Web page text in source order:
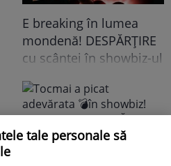
E breaking în lumea
mondenă! DESPĂRȚIRE
cu scântei în showbiz-ul
noastră vedetă a
recunoscut TOT, dar
tooot: „Mă abțin să nu-i
scriu. Am făcut
tale personale să